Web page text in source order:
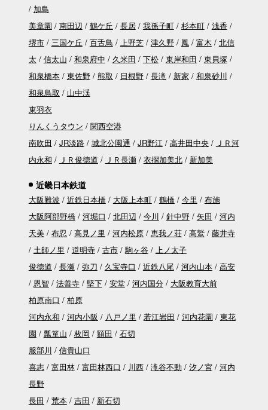
加島
美章園
南田辺 鶴ケ丘 長居 我孫子町 杉本町
浅香
堺市
三国ケ丘 百舌鳥 上野芝 津久野 鳳 富木
北信
太
信太山 和泉府中 久米田 下松 東岸和田
東貝塚
和泉橋本
東佐野 熊取 日根野 長滝 新家
和泉砂川
和泉鳥取
山中渓
東羽衣
りんくうタウン
関西空港
南吹田
JR淡路 城北公園通 JR野江 高井田中央
ＪＲ河
内永和
ＪＲ俊徳道 ＪＲ長瀬 衣摺加美北 新加美
近畿日本鉄道
大阪難波 近鉄日本橋 大阪上本町 鶴橋 今里
布施
大阪阿部野橋
河堀口 北田辺 今川 針中野 矢田
河内
天美
布忍 高見ノ里 河内松原 恵我ノ荘 高鷲
藤井寺
土師ノ里
道明寺 古市 駒ヶ谷
上ノ太子
俊徳道
長瀬 弥刀 久宝寺口 近鉄八尾 河内山本
高安
恩智
法善寺 堅下 安堂 河内国分
大阪教育大前
柏原南口
柏原
河内永和
河内小阪 八戸ノ里 若江岩田 河内花園
東花
園
瓢箪山 枚岡 額田
石切
服部川
信貴山口
喜志
富田林 富田林西口 川西 滝谷不動 汐ノ宮
河内
長野
長田
荒本 吉田
新石切